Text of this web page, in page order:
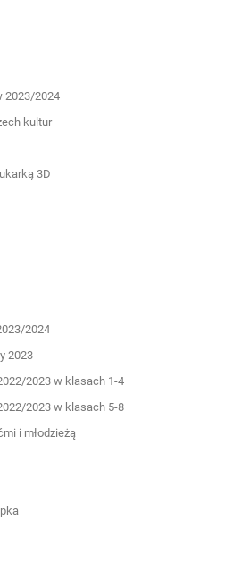
2023/2024
kultur
3D
2024
2023
2023 w klasach 1-4
2023 w klasach 5-8
i młodzieżą